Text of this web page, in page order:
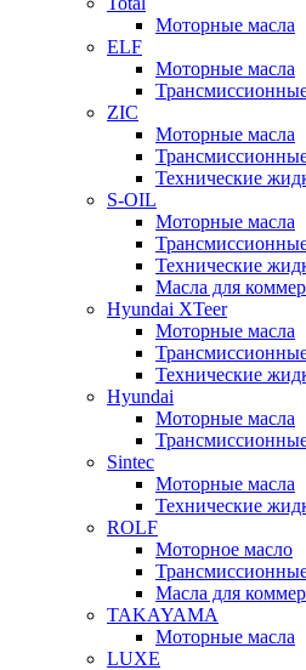
Моторные масла
ELF
Моторные масла
ZIC
Моторные масла
Технические
S-OIL
Моторные масла
Технические
Масла для
Hyundai XTeer
Моторные масла
Технические
Hyundai
Моторные масла
Sintec
Моторные масла
Технические
ROLF
Моторное масло
Масла для
TAKAYAMA
Моторные масла
LUXE